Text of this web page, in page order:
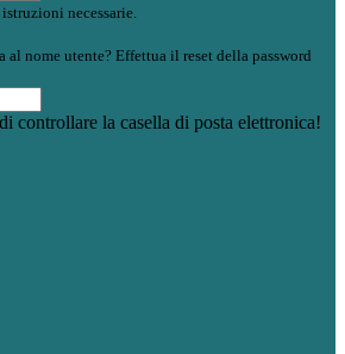
necessarie.
al nome utente? Effettua il reset della password
controllare la casella di posta elettronica!